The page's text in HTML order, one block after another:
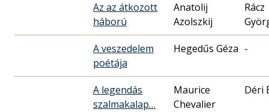
Az az átkozott
háború
Anatolij
Azolszkij
Rácz
A veszedelem
poétája
Hegedűs Géza -
A legendás
szalmakalap…
Maurice
Chevalier
Déri